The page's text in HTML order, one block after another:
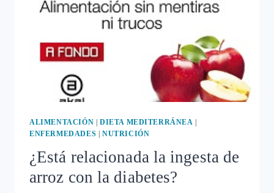
ALIMENTACIÓN | DIETA MEDITERRÁNEA |
ENFERMEDADES | NUTRICIÓN
¿Está relacionada la ingesta de
arroz con la diabetes?